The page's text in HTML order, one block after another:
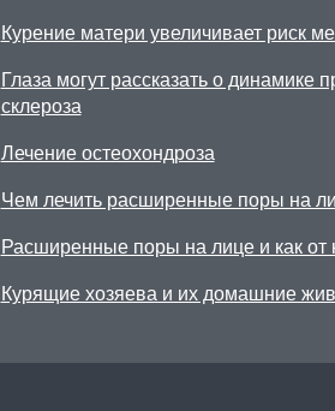
Курение матери увеличивает риск
Глаза могут рассказать о динамике
склероза
Лечение остеохондроза
Чем лечить расширенные поры на
Расширенные поры на лице и как от
Курящие хозяева и их домашние